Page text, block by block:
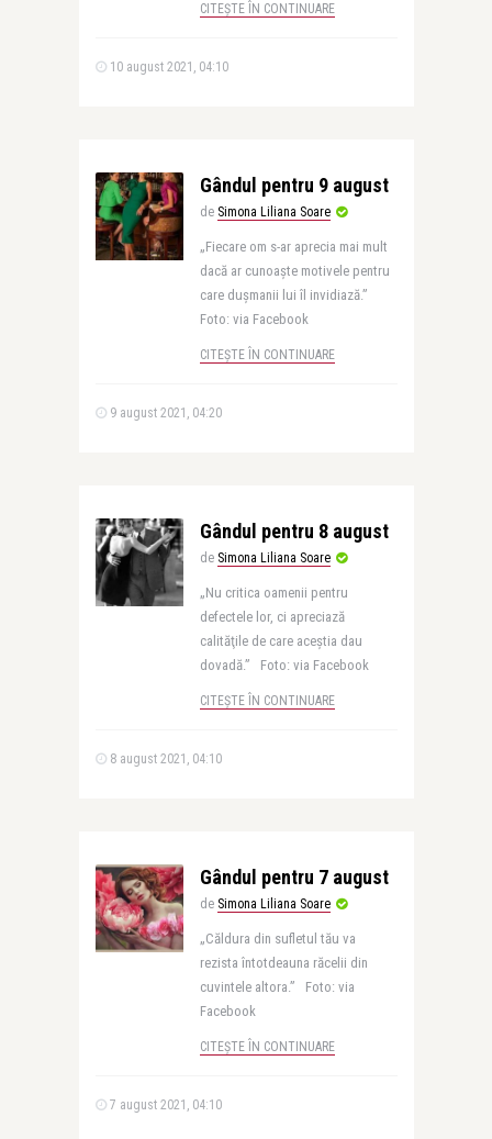
CITEȘTE ÎN CONTINUARE
10 august 2021, 04:10
Gândul pentru 9 august
de Simona Liliana Soare
„Fiecare om s-ar aprecia mai mult
dacă ar cunoaște motivele pentru
care dușmanii lui îl invidiază.”
Foto: via Facebook
CITEȘTE ÎN CONTINUARE
9 august 2021, 04:20
Gândul pentru 8 august
de Simona Liliana Soare
„Nu critica oamenii pentru
defectele lor, ci apreciază
calităţile de care aceştia dau
dovadă.” Foto: via Facebook
CITEȘTE ÎN CONTINUARE
8 august 2021, 04:10
Gândul pentru 7 august
de Simona Liliana Soare
„Căldura din sufletul tău va
rezista întotdeauna răcelii din
cuvintele altora.” Foto: via
Facebook
CITEȘTE ÎN CONTINUARE
7 august 2021, 04:10